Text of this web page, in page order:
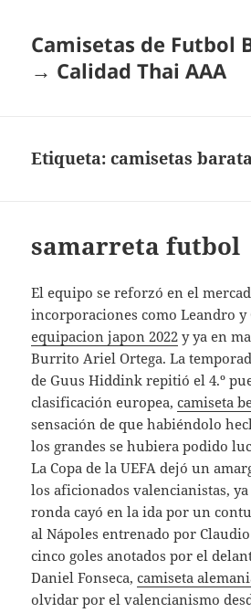
Camisetas de Futbol
→ Calidad Thai AAA
Etiqueta:camisetas
samarreta futbol
El equipo se reforzó en el
incorporaciones como Leandro y
equipacion japon 2022 y ya en
Burrito Ariel Ortega. La
de Guus Hiddink repitió el 4.º
clasificación europea,camiseta
sensación de que habiéndolo
los grandes se hubiera podido
La Copa de la UEFA dejó un
los aficionados valencianistas,
ronda cayó en la ida por un
al Nápoles entrenado por
cinco goles anotados por el
Daniel Fonseca,camiseta
olvidar por el valencianismo